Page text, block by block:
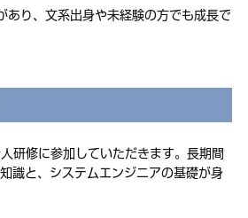
あり、文系出身や未経験の方でも成長で
研修に参加していただきます。長期間
識と、システムエンジニアの基礎が身